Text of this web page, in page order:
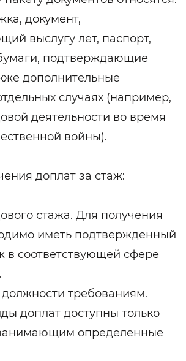
документ,
выслугу лет, паспорт,
подтверждающие
дополнительные
случаях (например,
деятельности во время
войны).
доплат за стаж:
стажа. Для получения
иметь подтвержденный
в соответствующей сфере
должности требованиям.
доплат доступны только
определенные